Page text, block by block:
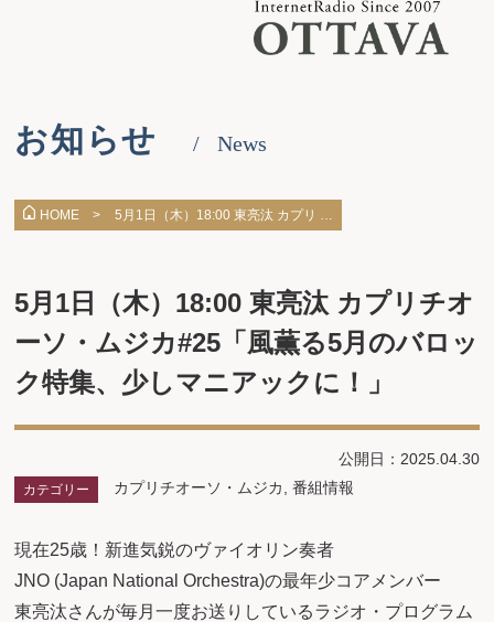
お知らせ News
HOME > 5月1日（木）18:00 東亮汰 カプリ …
5月1日（木）18:00 東亮汰 カプリチオ
ーソ・ムジカ#25「風薫る5月のバロッ
ク特集、少しマニアックに！」
公開日：2025.04.30
カテゴリー カプリチオーソ・ムジカ ,番組情報
現在25歳！新進気鋭のヴァイオリン奏者
JNO (Japan National Orchestra)の最年少コアメンバー
東亮汰さんが毎月一度お送りしているラジオ・プログラム